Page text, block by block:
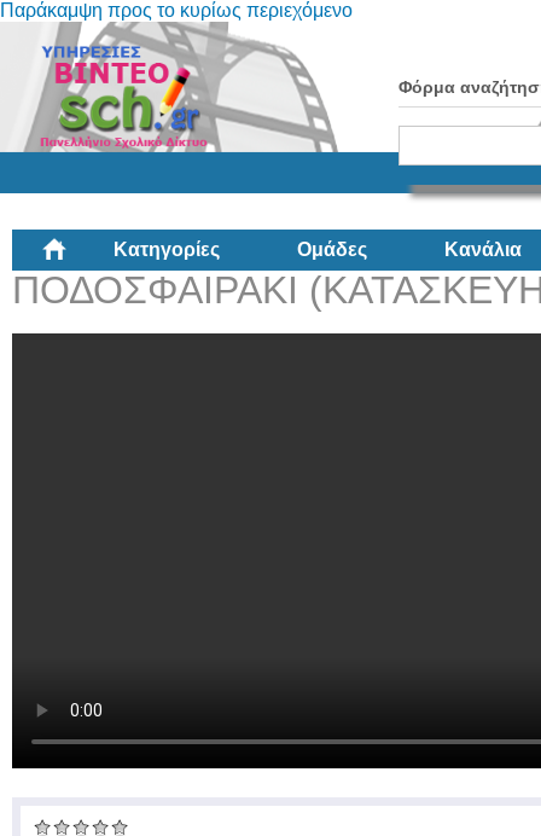
Παράκαμψη προς το κυρίως περιεχόμενο
Φόρμα
Κατηγορίες Ομάδες Κανάλια
ΠΟΔΟΣΦΑΙΡΑΚΙ